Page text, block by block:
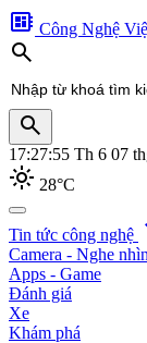
developer_board Công Nghệ
search
search
17:27:56 Th 6 07
light_mode 28°C
search
Tin tức công nghệ
Camera - Nghe nhìn
Apps - Game
Đánh giá
Xe
Khám phá